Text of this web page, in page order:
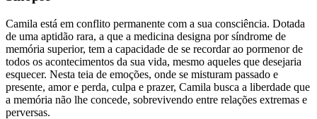
Camila está em conflito permanente com a sua consciência. Dotada
de uma aptidão rara, a que a medicina designa por síndrome de
memória superior, tem a capacidade de se recordar ao pormenor de
todos os acontecimentos da sua vida, mesmo aqueles que desejaria
esquecer. Nesta teia de emoções, onde se misturam passado e
presente, amor e perda, culpa e prazer, Camila busca a liberdade que
a memória não lhe concede, sobrevivendo entre relações extremas e
perversas.